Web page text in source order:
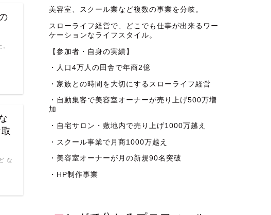
な
美容室、スクール業など複数の事業を分岐。
スローライフ経営で、どこでも仕事が出来るワー
ケーションなライフスタイル。
【参加者・自身の実績】
・人口4万人の田舎で年商2億
・家族との時間を大切にするスローライフ経営
・自動集客で美容室オーナーが売り上げ500万増
加
・自宅サロン・敷地内で売り上げ1000万越え
・スクール事業で月商1000万越え
・美容室オーナーが月の新規90名突破
・HP制作事業